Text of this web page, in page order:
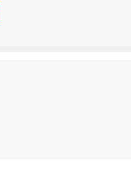
City, Estados
entra en el
en Hungría
campeón dejando